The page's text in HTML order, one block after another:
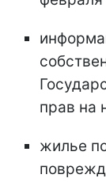
прав на
жилье